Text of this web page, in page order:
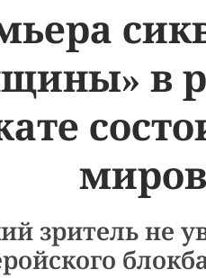
в
зритель не